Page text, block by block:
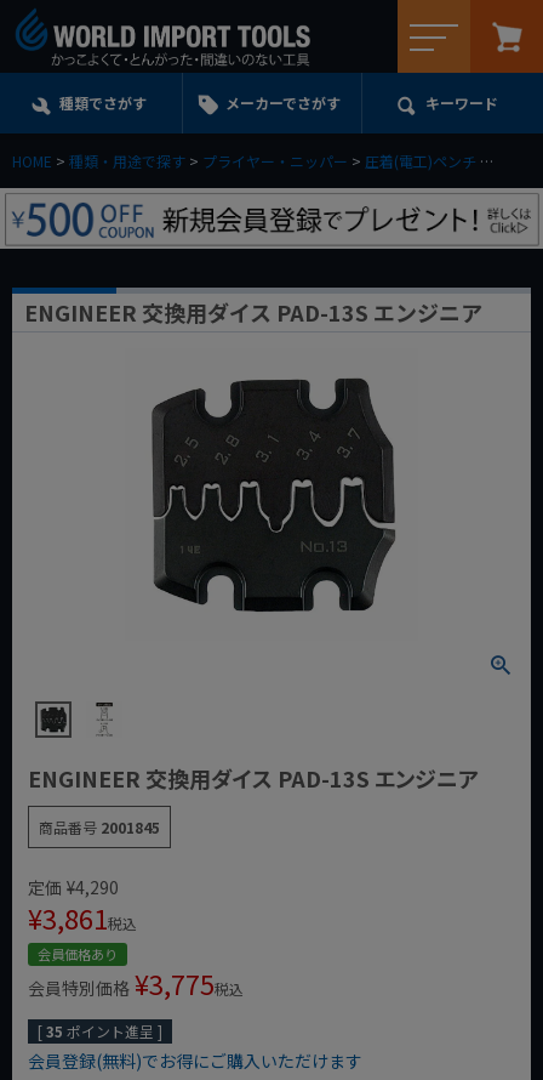
種類でさがす メーカーでさがす キーワード
HOME 種類・用途で探す プライヤー・ニッパー 圧着(電工)ペンチ
ENGINEER 交換用ダイス PAD-13S エンジニア
ENGINEER 交換用ダイス PAD-13S エンジニア
商品番号 2001845
定価 ¥4,290
¥3,861税込
会員価格あり
会員特別価格 ¥3,775税込
[35 ポイント進呈 ]
会員登録(無料)でお得にご購入いただけます